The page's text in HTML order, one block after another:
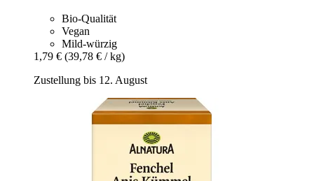
Bio-Qualität
Vegan
Mild-würzig
1,79 € (39,78 € / kg)
Zustellung bis 12. August